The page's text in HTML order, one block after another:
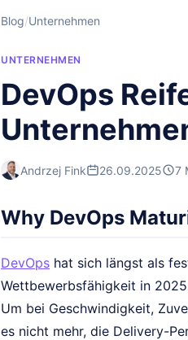
Blog/Unternehmen
UNTERNEHMEN
DevOps
Andrzej Fink 26.09.2025 7
Why DevOps
DevOps hat sich längst als
Wettbewerbsfähigkeit in
Um bei Geschwindigkeit,
es nicht mehr, die Delivery-